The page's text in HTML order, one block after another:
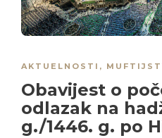
AKTUELNOSTI ,
Obavijest o
odlazak na
g./1446. g. po